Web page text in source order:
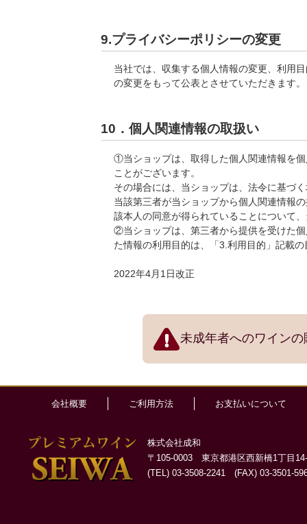
9.プライバシーポリシーの変更
当社では、収集する個人情報の変更、利用
の変更をもって公表とさせていただきます。
10．個人関連情報の取扱い
①当ショップは、取得した個人関連情報を
ことがございます。
その場合には、当ショップは、法令に基づ
当該第三者が当ショップから個人関連情報
該本人の同意が得られていることについて
②当ショップは、第三者から提供を受けた
た情報の利用目的は、「3.利用目的」記載
2022年4月1日改正
未成年者へのワイン
会社概要 ご利用方法 お支払いについて
株式会社成和
〒105-0003 東京都港区西新橋1丁目
(TEL) 03-3508-2241 (FAX) 03-3501-